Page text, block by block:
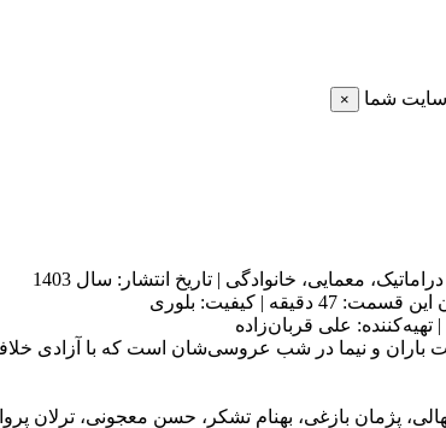
سایت شما ×
معمایی، خانوادگی | تاریخ انتشار: سال 1403
| کیفیت: بلوری
علی قربان‌زاده
و نیما در شب عروسی‌شان است که با آزادی
پژمان بازغی، بهنام تشکر، حسن معجونی،